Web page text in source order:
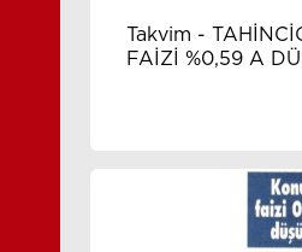
Takvim -
FAİZİ %0,59 A